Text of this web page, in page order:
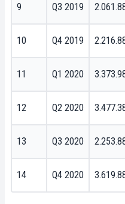
9 Q3 2019
10 Q4 2019
11 Q1 2020
12 Q2 2020
13 Q3 2020
14 Q4 2020